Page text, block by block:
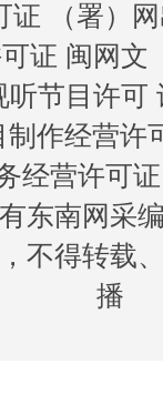
证 （署）
证 闽网文
听节目许可
制作经营许
经营许可
东南网采
不得转载
播